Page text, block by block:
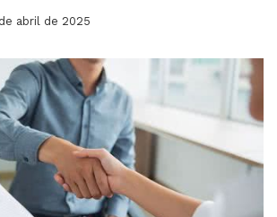
abril de 2025